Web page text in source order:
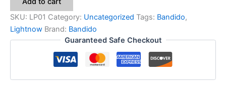
SKU: LP01 Category: Uncategorized Tags: Bandido,
Lightnow Brand: Bandido
Guaranteed Safe Checkout